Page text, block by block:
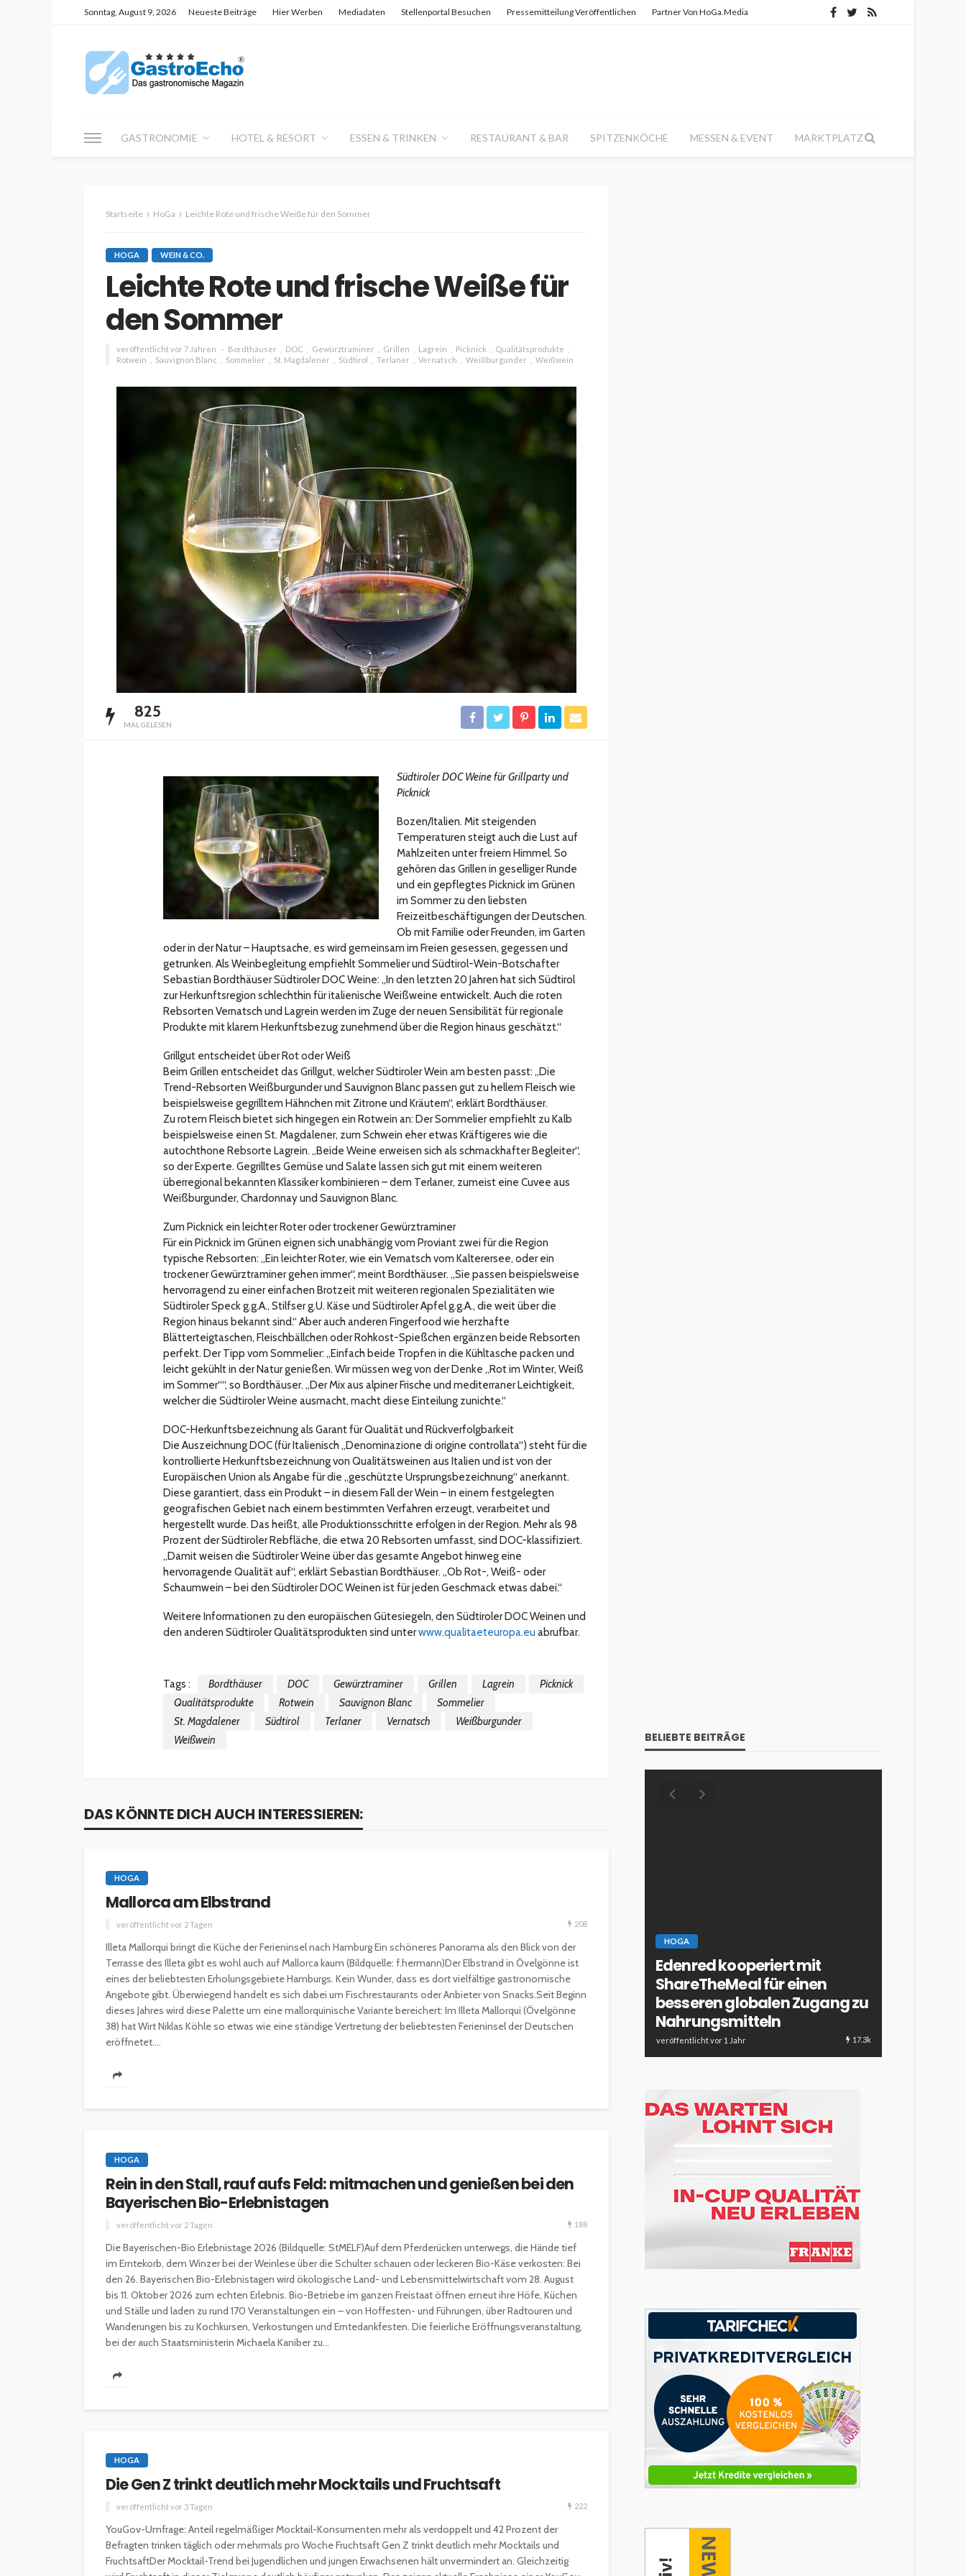
Sonntag, August 9, 2026 Neueste Beiträge Hier Werben Mediadaten Stellenportal Besuchen Pressemitteilung Veröffentlichen Partner Von HoGa.Media
GASTRONOMIE HOTEL & RESORT ESSEN & TRINKEN RESTAURANT & BAR SPITZENKÖCHE MESSEN & EVENT MARKTPLATZ
Startseite HoGa Leichte Rote und frische Weiße für den Sommer
HOGA WEIN & CO.
Leichte Rote und frische Weiße für
den Sommer
veröffentlicht vor 7 Jahren Bordthäuser DOC Gewürztraminer Grillen Lagrein Picknick
Qualitätsprodukte
Rotwein
Sauvignon Blanc Sommelier St. Magdalener Südtirol Terlaner Vernatsch Weißburgunder Weißwein
825
MAL GELESEN
Südtiroler DOC Weine für Grillparty und
Picknick
Bozen/Italien. Mit steigenden
Temperaturen steigt auch die Lust auf
Mahlzeiten unter freiem Himmel. So
gehören das Grillen in geselliger Runde
und ein gepflegtes Picknick im Grünen
im Sommer zu den liebsten
Freizeitbeschäftigungen der Deutschen.
Ob mit Familie oder Freunden, im Garten
oder in der Natur – Hauptsache, es wird gemeinsam im Freien gesessen, gegessen und
getrunken. Als Weinbegleitung empfiehlt Sommelier und Südtirol-Wein-Botschafter
Sebastian Bordthäuser Südtiroler DOC Weine: „In den letzten 20 Jahren hat sich Südtirol
zur Herkunftsregion schlechthin für italienische Weißweine entwickelt. Auch die roten
Rebsorten Vernatsch und Lagrein werden im Zuge der neuen Sensibilität für regionale
Produkte mit klarem Herkunftsbezug zunehmend über die Region hinaus geschätzt.“
Grillgut entscheidet über Rot oder Weiß
Beim Grillen entscheidet das Grillgut, welcher Südtiroler Wein am besten passt: „Die
Trend-Rebsorten Weißburgunder und Sauvignon Blanc passen gut zu hellem Fleisch wie
beispielsweise gegrilltem Hähnchen mit Zitrone und Kräutern“, erklärt Bordthäuser.
Zu rotem Fleisch bietet sich hingegen ein Rotwein an: Der Sommelier empfiehlt zu Kalb
beispielsweise einen St. Magdalener, zum Schwein eher etwas Kräftigeres wie die
autochthone Rebsorte Lagrein. „Beide Weine erweisen sich als schmackhafter Begleiter“,
so der Experte. Gegrilltes Gemüse und Salate lassen sich gut mit einem weiteren
überregional bekannten Klassiker kombinieren – dem Terlaner, zumeist eine Cuvee aus
Weißburgunder, Chardonnay und Sauvignon Blanc.
Zum Picknick ein leichter Roter oder trockener Gewürztraminer
Für ein Picknick im Grünen eignen sich unabhängig vom Proviant zwei für die Region
typische Rebsorten: „Ein leichter Roter, wie ein Vernatsch vom Kalterersee, oder ein
trockener Gewürztraminer gehen immer“, meint Bordthäuser. „Sie passen beispielsweise
hervorragend zu einer einfachen Brotzeit mit weiteren regionalen Spezialitäten wie
Südtiroler Speck g.g.A., Stilfser g.U. Käse und Südtiroler Apfel g.g.A., die weit über die
Region hinaus bekannt sind.“ Aber auch anderen Fingerfood wie herzhafte
Blätterteigtaschen, Fleischbällchen oder Rohkost-Spießchen ergänzen beide Rebsorten
perfekt. Der Tipp vom Sommelier: „Einfach beide Tropfen in die Kühltasche packen und
leicht gekühlt in der Natur genießen. Wir müssen weg von der Denke „Rot im Winter, Weiß
im Sommer““, so Bordthäuser. „Der Mix aus alpiner Frische und mediterraner Leichtigkeit,
welcher die Südtiroler Weine ausmacht, macht diese Einteilung zunichte.“
DOC-Herkunftsbezeichnung als Garant für Qualität und Rückverfolgbarkeit
Die Auszeichnung DOC (für Italienisch „Denominazione di origine controllata“) steht für die
kontrollierte Herkunftsbezeichnung von Qualitätsweinen aus Italien und ist von der
Europäischen Union als Angabe für die „geschützte Ursprungsbezeichnung“ anerkannt.
Diese garantiert, dass ein Produkt – in diesem Fall der Wein – in einem festgelegten
geografischen Gebiet nach einem bestimmten Verfahren erzeugt, verarbeitet und
hergestellt wurde. Das heißt, alle Produktionsschritte erfolgen in der Region. Mehr als 98
Prozent der Südtiroler Rebfläche, die etwa 20 Rebsorten umfasst, sind DOC-klassifiziert.
„Damit weisen die Südtiroler Weine über das gesamte Angebot hinweg eine
hervorragende Qualität auf“, erklärt Sebastian Bordthäuser. „Ob Rot-, Weiß- oder
Schaumwein – bei den Südtiroler DOC Weinen ist für jeden Geschmack etwas dabei.“
Weitere Informationen zu den europäischen Gütesiegeln, den Südtiroler DOC Weinen und
den anderen Südtiroler Qualitätsprodukten sind unterwww.qualitaeteuropa.eu abrufbar.
Tags : Bordthäuser DOC Gewürztraminer Grillen Lagrein
Picknick
Qualitätsprodukte
Rotwein Sauvignon Blanc
Sommelier
St. Magdalener
Südtirol Terlaner Vernatsch
Weißburgunder
Weißwein
DAS KÖNNTE DICH AUCH INTERESSIEREN:
HOGA
Mallorca am Elbstrand
veröffentlicht vor 2 Tagen 208
Illeta Mallorqui bringt die Küche der Ferieninsel nach Hamburg Ein schöneres Panorama als den Blick von der
Terrasse des Illeta gibt es wohl auch auf Mallorca kaum (Bildquelle: f.hermann)Der Elbstrand in Övelgönne ist
eines der beliebtesten Erholungsgebiete Hamburgs. Kein Wunder, dass es dort vielfältige gastronomische
Angebote gibt. Überwiegend handelt es sich dabei um Fischrestaurants oder Anbieter von Snacks.Seit Beginn
dieses Jahres wird diese Palette um eine mallorquinische Variante bereichert: Im Illeta Mallorqui (Övelgönne
38) hat Wirt Niklas Köhle so etwas wie eine ständige Vertretung der beliebtesten Ferieninsel der Deutschen
eröffnetet....
HOGA
Rein in den Stall, rauf aufs Feld: mitmachen und genießen bei den
Bayerischen Bio-Erlebnistagen
veröffentlicht vor 2 Tagen 188
Die Bayerischen-Bio Erlebnistage 2026 (Bildquelle: StMELF)Auf dem Pferderücken unterwegs, die Hände tief
im Erntekorb, dem Winzer bei der Weinlese über die Schulter schauen oder leckeren Bio-Käse verkosten: Bei
den 26. Bayerischen Bio-Erlebnistagen wird ökologische Land- und Lebensmittelwirtschaft vom 28. August
bis 11. Oktober 2026 zum echten Erlebnis. Bio-Betriebe im ganzen Freistaat öffnen erneut ihre Höfe, Küchen
und Ställe und laden zu rund 170 Veranstaltungen ein – von Hoffesten- und Führungen, über Radtouren und
Wanderungen bis zu Kochkursen, Verkostungen und Erntedankfesten. Die feierliche Eröffnungsveranstaltung,
bei der auch Staatsministerin Michaela Kaniber zu...
HOGA
Die Gen Z trinkt deutlich mehr Mocktails und Fruchtsaft
veröffentlicht vor 3 Tagen 222
YouGov-Umfrage: Anteil regelmäßiger Mocktail-Konsumenten mehr als verdoppelt und 42 Prozent der
Befragten trinken täglich oder mehrmals pro Woche Fruchtsaft Gen Z trinkt deutlich mehr Mocktails und
FruchtsaftDer Mocktail-Trend bei Jugendlichen und jungen Erwachsenen hält unvermindert an. Gleichzeitig
BELIEBTE BEITRÄGE
INTERESSANNTES MAGAZIN
Wie kann man mit kleinem
Kapital in Deutschland zu
investieren beginnen?
HOGA
HOTELLERIE & RESORTS
RESTAURANTS & BARS
SPITZENKÖCHE
Geheimnisse der
Sterneköche: Insider-Tipps
für Hobbyköche
HOGA
Edenred kooperiert mit
ShareTheMeal für einen
besseren globalen Zugang zu
Nahrungsmitteln
veröffentlicht vor 1 Jahr 17.3k